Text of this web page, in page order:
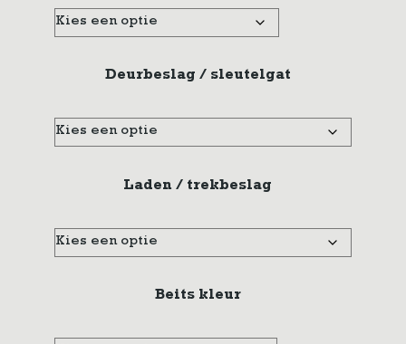
Deurbeslag / sleutelgat
Laden / trekbeslag
Beits kleur